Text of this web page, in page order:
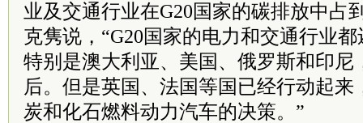
业及交通行业在G20国家的碳排放中占
克隽说，“G20国家的电力和交通行业
特别是澳大利亚、美国、俄罗斯和印尼
后。但是英国、法国等国已经行动起来
炭和化石燃料动力汽车的决策。”